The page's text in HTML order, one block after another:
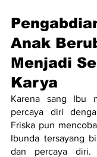
Anak
Menjadi
Karya
Karena sang Ibu
percaya diri
Friska pun
Ibunda tersayang
dan percaya diri.